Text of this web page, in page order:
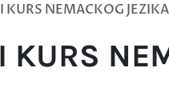
NEMACKOG